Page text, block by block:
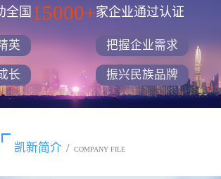
全国 15000+家企业通过认证
英 把握企业需求
长 振兴民族品牌
凯新简介 / COMPANY FILE